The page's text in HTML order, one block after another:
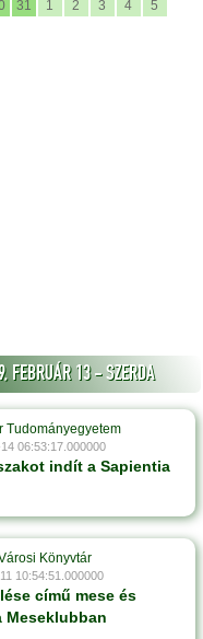
31 1 2 3 4 5
FEBRUÁR 13 - SZERDA
Tudományegyetem
06:53:17.000000
indít a Sapientia
Könyvtár
10:54:51.000000
című mese és
Meseklubban